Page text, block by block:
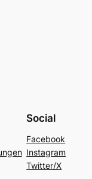
Social
Facebook
Instagram
Twitter/X